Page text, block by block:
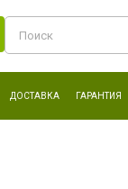
ДОСТАВКА ГАРАНТИЯ